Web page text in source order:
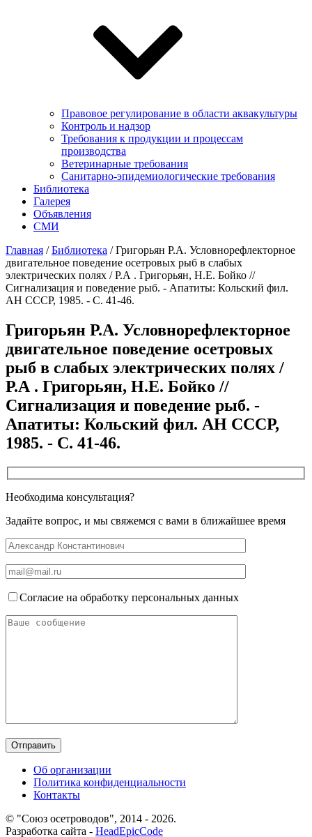
Правовое регулирование в области аквакультуры
Контроль и надзор
Требования к продукции и процессам
производства
Ветеринарные требования
Санитарно-эпидемиологические требования
Библиотека
Галерея
Объявления
СМИ
Главная /Библиотека /Григорьян Р.А. Условнорефлекторное
двигательное поведение осетровых рыб в слабых
электрических полях / Р.А . Григорьян, Н.Е. Бойко //
Сигнализация и поведение рыб. - Апатиты: Кольский фил.
АН СССР, 1985. - С. 41-46.
Григорьян Р.А. Условнорефлекторное
двигательное поведение осетровых
рыб в слабых электрических полях /
Р.А . Григорьян, Н.Е. Бойко //
Сигнализация и поведение рыб. -
Апатиты: Кольский фил. АН СССР,
1985. - С. 41-46.
Необходима консультация?
Задайте вопрос, и мы свяжемся с вами в ближайшее время
Согласие на обработку персональных данных
Об организации
Политика конфиденциальности
Контакты
© "Союз осетроводов", 2014 - 2026.
Разработка сайта - HeadEpicCode